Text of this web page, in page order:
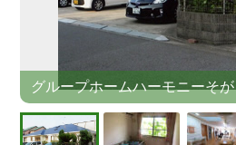
グループホームハーモニーそが